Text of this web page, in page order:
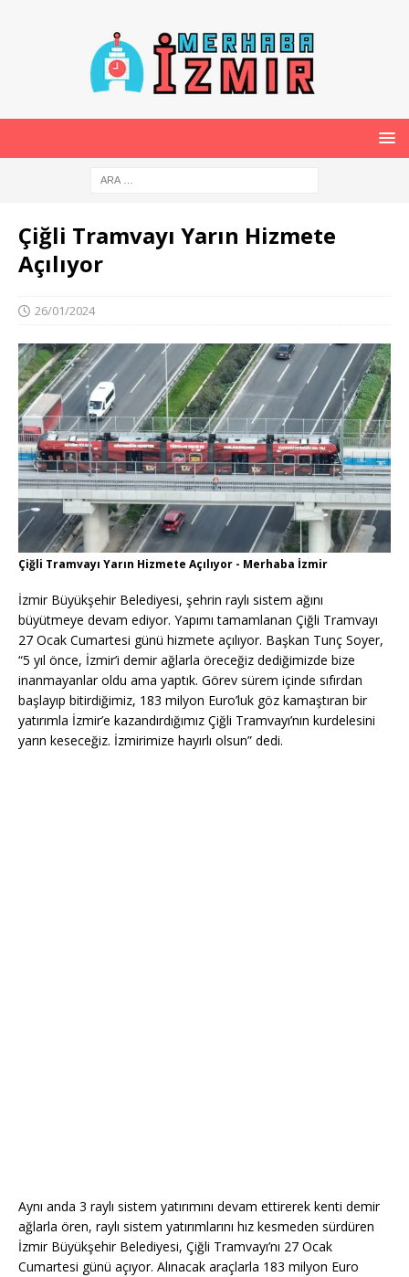
Çiğli Tramvayı Yarın Hizmete
Açılıyor
26/01/2024
Çiğli Tramvayı Yarın Hizmete Açılıyor - Merhaba İzmir
İzmir Büyükşehir Belediyesi, şehrin raylı sistem ağını
büyütmeye devam ediyor. Yapımı tamamlanan Çiğli Tramvayı
27 Ocak Cumartesi günü hizmete açılıyor. Başkan Tunç Soyer,
“5 yıl önce, İzmir’i demir ağlarla öreceğiz dediğimizde bize
inanmayanlar oldu ama yaptık. Görev sürem içinde sıfırdan
başlayıp bitirdiğimiz, 183 milyon Euro’luk göz kamaştıran bir
yatırımla İzmir’e kazandırdığımız Çiğli Tramvayı’nın kurdelesini
yarın keseceğiz. İzmirimize hayırlı olsun” dedi.
Aynı anda 3 raylı sistem yatırımını devam ettirerek kenti demir
ağlarla ören, raylı sistem yatırımlarını hız kesmeden sürdüren
İzmir Büyükşehir Belediyesi, Çiğli Tramvayı’nı 27 Ocak
Cumartesi günü açıyor. Alınacak araçlarla 183 milyon Euro